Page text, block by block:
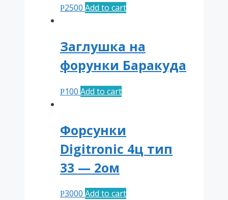
Р2500 Add to cart
Заглушка на
форунки Баракуда
Р100 Add to cart
Форсунки
Digitronic 4ц тип
33 — 2ом
Р3000 Add to cart